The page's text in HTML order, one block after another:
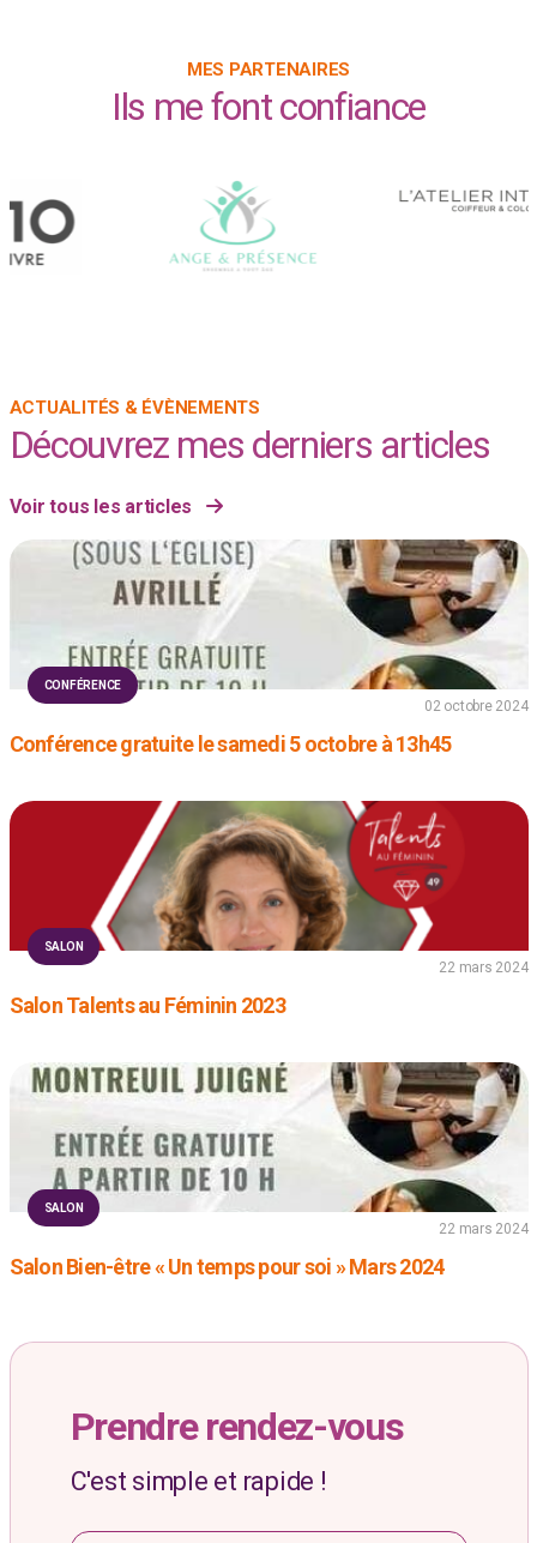
MES PARTENAIRES
Ils me font confiance
ACTUALITÉS & ÉVÈNEMENTS
Découvrez mes derniers articles
Voir tous les articles
CONFÉRENCE
02 octobre 2024
Conférence gratuite le samedi 5 octobre à 13h45
SALON
22 mars 2024
Salon Talents au Féminin 2023
SALON
22 mars 2024
Salon Bien-être « Un temps pour soi » Mars 2024
Prendre rendez-vous
C'est simple et rapide !